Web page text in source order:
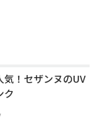
気！セザンヌのUV
ク